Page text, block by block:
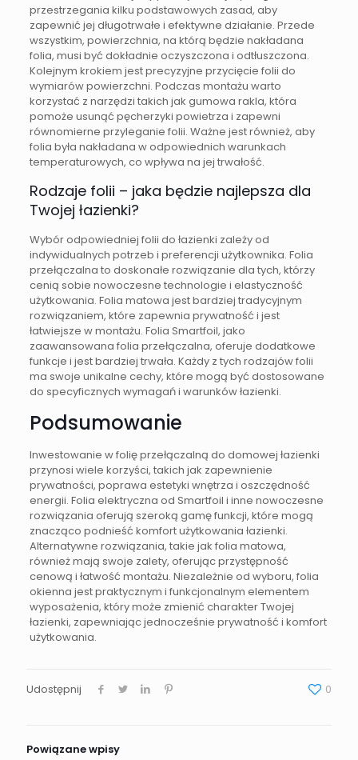
przestrzegania kilku podstawowych zasad, aby
zapewnić jej długotrwałe i efektywne działanie. Przede
wszystkim, powierzchnia, na którą będzie nakładana
folia, musi być dokładnie oczyszczona i odtłuszczona.
Kolejnym krokiem jest precyzyjne przycięcie folii do
wymiarów powierzchni. Podczas montażu warto
korzystać z narzędzi takich jak gumowa rakla, która
pomoże usunąć pęcherzyki powietrza i zapewni
równomierne przyleganie folii. Ważne jest również, aby
folia była nakładana w odpowiednich warunkach
temperaturowych, co wpływa na jej trwałość.
Rodzaje folii – jaka będzie najlepsza dla
Twojej łazienki?
Wybór odpowiedniej folii do łazienki zależy od
indywidualnych potrzeb i preferencji użytkownika. Folia
przełączalna to doskonałe rozwiązanie dla tych, którzy
cenią sobie nowoczesne technologie i elastyczność
użytkowania. Folia matowa jest bardziej tradycyjnym
rozwiązaniem, które zapewnia prywatność i jest
łatwiejsze w montażu. Folia Smartfoil, jako
zaawansowana folia przełączalna, oferuje dodatkowe
funkcje i jest bardziej trwała. Każdy z tych rodzajów folii
ma swoje unikalne cechy, które mogą być dostosowane
do specyficznych wymagań i warunków łazienki.
Podsumowanie
Inwestowanie w folię przełączalną do domowej łazienki
przynosi wiele korzyści, takich jak zapewnienie
prywatności, poprawa estetyki wnętrza i oszczędność
energii. Folia elektryczna od Smartfoil i inne nowoczesne
rozwiązania oferują szeroką gamę funkcji, które mogą
znacząco podnieść komfort użytkowania łazienki.
Alternatywne rozwiązania, takie jak folia matowa,
również mają swoje zalety, oferując przystępność
cenową i łatwość montażu. Niezależnie od wyboru, folia
okienna jest praktycznym i funkcjonalnym elementem
wyposażenia, który może zmienić charakter Twojej
łazienki, zapewniając jednocześnie prywatność i komfort
użytkowania.
Udostępnij 0
Powiązane wpisy